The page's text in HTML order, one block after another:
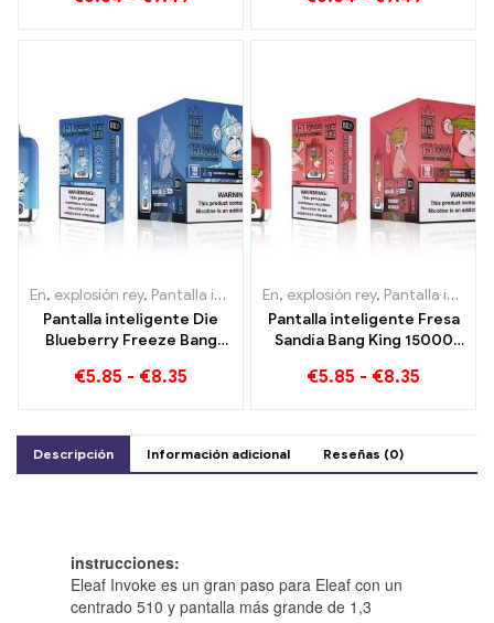
perfecta
En, explosión rey, Pantalla inteligente Bang King 15000 Soplo ,
Pantalla inteligente Die
Blueberry Freeze Bang
una deliciosa
€5.85 - €8.35
En, explosión rey, Pantalla inteligente Bang King 15000 Soplo
Pantalla inteligente Fresa
Sandía Bang King 15000
placer de las frutas
€5.85 - €8.35
Descripción Información adicional Reseñas (0)
instrucciones:
Eleaf Invoke es un gran paso para Eleaf con un
centrado 510 y pantalla más grande de 1,3